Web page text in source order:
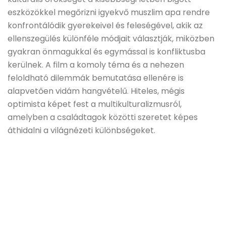
eszközökkel megőrizni igyekvő muszlim apa rendre
konfrontálódik gyerekeivel és feleségével, akik az
ellenszegülés különféle módjait választják, miközben
gyakran önmagukkal és egymással is konfliktusba
kerülnek. A film a komoly téma és a nehezen
feloldható dilemmák bemutatása ellenére is
alapvetően vidám hangvételű. Hiteles, mégis
optimista képet fest a multikulturalizmusról,
amelyben a családtagok közötti szeretet képes
áthidalni a világnézeti különbségeket.